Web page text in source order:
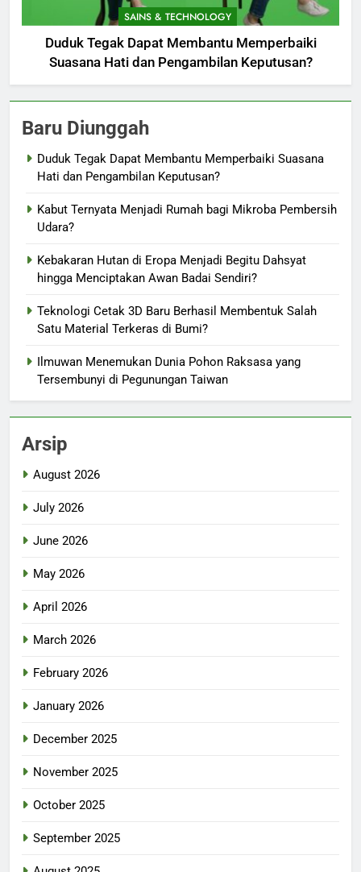
SAINS & TECHNOLOGY
Duduk Tegak Dapat Membantu Memperbaiki
Suasana Hati dan Pengambilan Keputusan?
Baru Diunggah
Duduk Tegak Dapat Membantu Memperbaiki Suasana
Hati dan Pengambilan Keputusan?
Kabut Ternyata Menjadi Rumah bagi Mikroba Pembersih
Udara?
Kebakaran Hutan di Eropa Menjadi Begitu Dahsyat
hingga Menciptakan Awan Badai Sendiri?
Teknologi Cetak 3D Baru Berhasil Membentuk Salah
Satu Material Terkeras di Bumi?
Ilmuwan Menemukan Dunia Pohon Raksasa yang
Tersembunyi di Pegunungan Taiwan
Arsip
August 2026
July 2026
June 2026
May 2026
April 2026
March 2026
February 2026
January 2026
December 2025
November 2025
October 2025
September 2025